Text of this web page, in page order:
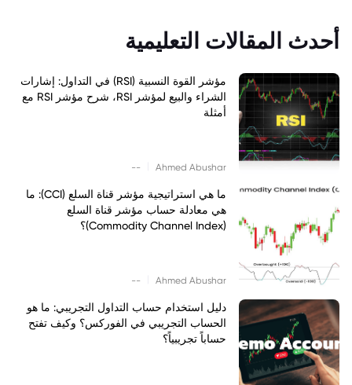
أحدث المقالات التعليمية
مؤشر القوة النسبية (RSI) في التداول: إشارات
الشراء والبيع لمؤشر RSI، شرح مؤشر RSI مع
أمثلة
Ahmed Abushar
--
ما هي استراتيجية مؤشر قناة السلع (CCI): ما
هي معادلة حساب مؤشر قناة السلع
(Commodity Channel Index)؟
Ahmed Abushar
--
دليل استخدام حساب التداول التجريبي: ما هو
الحساب التجريبي في الفوركس؟ وكيف تفتح
حساباً تجريبياً؟